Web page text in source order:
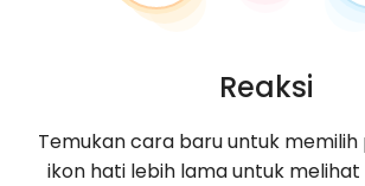
Reaksi
Temukan cara baru untuk
ikon hati lebih lama untuk